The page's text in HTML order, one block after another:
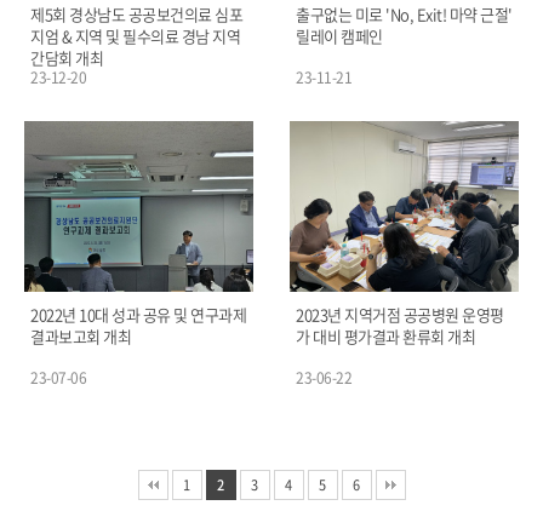
제5회 경상남도 공공보건의료 심포
지엄 & 지역 및 필수의료 경남 지역
간담회 개최
23-12-20
출구없는 미로 'No, Exit! 마약 근절'
릴레이 캠페인
23-11-21
2022년 10대 성과 공유 및 연구과제
결과보고회 개최
23-07-06
2023년 지역거점 공공병원 운영평
가 대비 평가결과 환류회 개최
23-06-22
1 2 3 4 5 6